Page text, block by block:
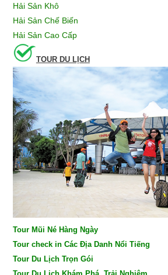
Hải Sản Khô
Hải Sản Chế Biến
Hải Sản Cao Cấp
TOUR DU LỊCH
Tour Mũi Né Hàng Ngày
Tour check in Các Địa Danh Nổi Tiếng
Tour Du Lịch Trọn Gói